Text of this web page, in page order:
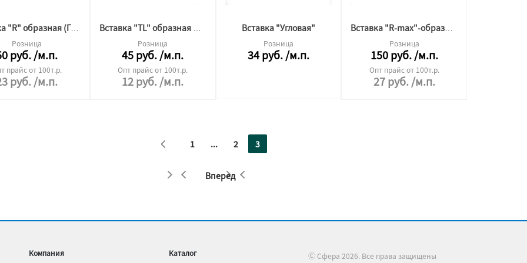
Вставка "R" образная (ГОТИКА)
Розница
руб./м.п.
прайс от 100т.р.
руб./м.п.
Вставка "TL" образная Вид 1
Розница
45руб./м.п.
Опт прайс от 100т.р.
12руб./м.п.
Вставка "Угловая"
Розница
34руб./м.п.
Вставка "R-max"-образная (ГОТИКА)
Розница
150 руб. /м.п.
Опт прайс от 100т.р.
27 руб. /м.п.
1 ... 2 3
Вперед
Компания Каталог Ⓒ Сфера 2026. Все права защищены